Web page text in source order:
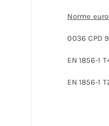
Norme
0036 CPD
EN 1856-1
EN 1856-1